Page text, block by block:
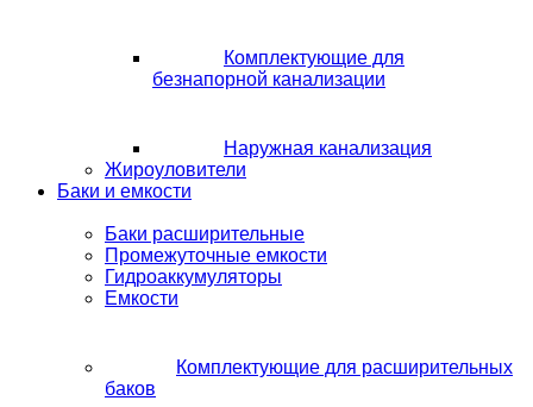
Комплектующие для
безнапорной канализации
Наружная канализация
Жироуловители
Баки и емкости
Баки расширительные
Промежуточные емкости
Гидроаккумуляторы
Емкости
Комплектующие для расширительных
баков